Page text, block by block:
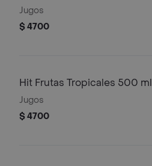
Jugos
$ 4700
Hit Frutas Tropicales 500 ml
Jugos
$ 4700